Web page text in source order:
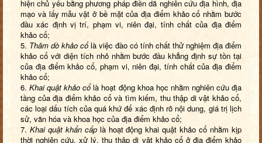
hiện chủ yếu bằng phương pháp điền dã nghiên cứu địa hình, địa
mạo và lấy mẫu vật ở bề mặt của địa điểm khảo cổ nhằm bước
đầu xác định vị trí, phạm vi, niên đại, tính chất của địa điểm
khảo cổ;
5. Thăm dò khảo cổlà việc đào có tính chất thử nghiệm địa điểm
khảo cổ với diện tích nhỏ nhằm bước đầu khẳng định sự tồn tại
của địa điểm khảo cổ, phạm vi, niên đại, tính chất của địa điểm
khảo cổ;
6.Khai quật khảo cổlà hoạt động khoa học nhằm nghiên cứu địa
tầng của địa điểm khảo cổ và tìm kiếm, thu thập di vật khảo cổ,
các loại dấu tích của quá khứ để xác định rõ nội dung, giá trị lịch
sử, văn hóa và khoa học của địa điểm khảo cổ;
7. Khai quật khẩn cấplà hoạt động khai quật khảo cổ nhằm kịp
thời nghiên cứu, xử lý, thu thập di vật khảo cổ ở địa điểm khảo